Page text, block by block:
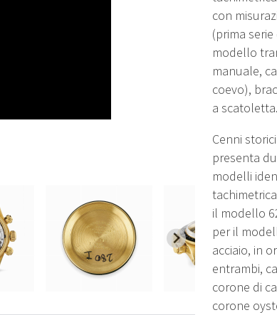
con
(prima
modello
manuale,
coevo),
a scatoletta.
Cenni
presenta
modelli
il modello
per il
acciaio, in
entrambi,
corone di
corone